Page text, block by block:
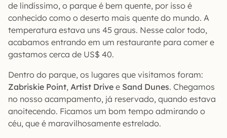
de lindíssimo, o parque é bem quente, por isso é
conhecido como o deserto mais quente do mundo. A
temperatura estava uns 45 graus. Nesse calor todo,
acabamos entrando em um restaurante para comer e
gastamos cerca de US$ 40.
Dentro do parque, os lugares que visitamos foram:
Zabriskie Point, Artist Drive e Sand Dunes. Chegamos
no nosso acampamento, já reservado, quando estava
anoitecendo. Ficamos um bom tempo admirando o
céu, que é maravilhosamente estrelado.